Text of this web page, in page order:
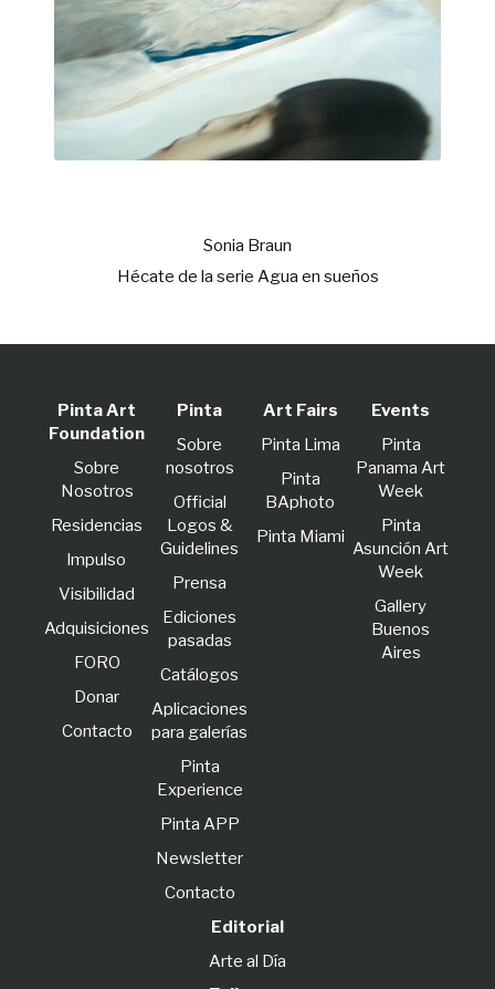
Sonia Braun
Hécate de la serie Agua en sueños
Pinta Art
Foundation
Sobre
Nosotros
Residencias
lmpulso
Visibilidad
Adquisiciones
FORO
Donar
Contacto
Pinta
Sobre
nosotros
Official
Logos &
Guidelines
Prensa
Ediciones
pasadas
Catálogos
Aplicaciones
para galerías
Pinta
Experience
Pinta APP
Newsletter
Contacto
Art Fairs
Pinta Lima
Pinta
BAphoto
Pinta Miami
Events
Pinta
Panama Art
Week
Pinta
Asunción Art
Week
Gallery
Buenos
Aires
Editorial
Arte al Día